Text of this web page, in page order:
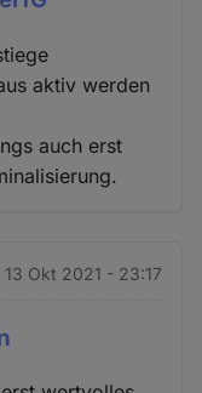
aktiv werden
auch erst
13 Okt 2021 - 23:17